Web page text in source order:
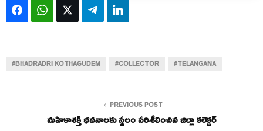
FacebookWhatsApp
Twitter Telegram
#BHADRADRI KOTHAGUDEM #COLLECTOR #TELANGANA
PREVIOUS POST
మహిళాశక్తి భవనాలకు స్థలం పరిశీలించిన జిల్లా కలెక్టర్